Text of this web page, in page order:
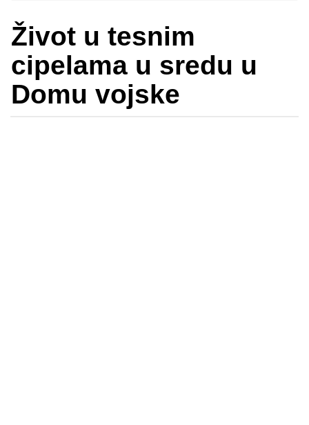
Život u tesnim
cipelama u sredu u
Domu vojske